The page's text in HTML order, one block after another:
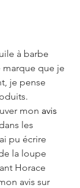
à barbe
marque que je
je pense
mon avis
les
pu écrire
la loupe
Horace
avis sur